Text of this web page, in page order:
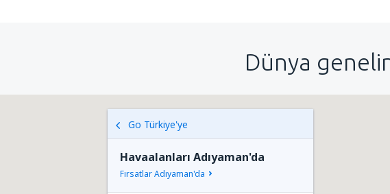
Dünya
Go Türkiye'ye
Havaalanları Adıyaman'da
Fırsatlar Adıyaman'da